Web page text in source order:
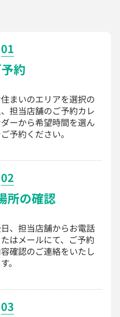
01
約
まいのエリアを選択の
、担当店舗のご予約カレ
ダーから希望時間を選ん
予約ください。
02
所の確認
、担当店舗からお電話
たはメールにて、ご予約
確認のご連絡をいたし
。
03